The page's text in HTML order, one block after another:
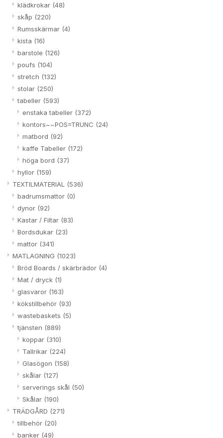
klädkrokar (48)
skåp (220)
Rumsskärmar (4)
kista (16)
barstole (126)
poufs (104)
stretch (132)
stolar (250)
tabeller (593)
enstaka tabeller (372)
kontors~~POS=TRUNC (24)
matbord (92)
kaffe Tabeller (172)
höga bord (37)
hyllor (159)
TEXTILMATERIAL
(536)
badrumsmattor (0)
dynor (92)
Kastar / Filtar (83)
Bordsdukar (23)
mattor (341)
MATLAGNING (1023)
Bröd Boards / skärbrädor (4)
Mat / dryck (1)
glasvaror (163)
kökstillbehör (93)
wastebaskets (5)
tjänsten (889)
koppar (310)
Tallrikar (224)
Glasögon (158)
skålar (127)
serverings skål (50)
Skålar (190)
TRÄDGÅRD (271)
tillbehör (20)
banker (49)